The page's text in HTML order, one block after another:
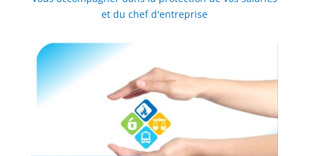
et du chef d'entreprise